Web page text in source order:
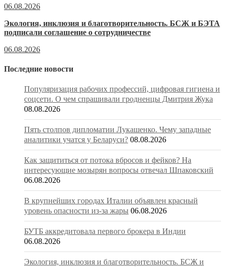
06.08.2026
Экология, инклюзия и благотворительность. БСЖ и БЭТА
подписали соглашение о сотрудничестве
06.08.2026
Последние новости
Популяризация рабочих профессий, цифровая гигиена и
соцсети. О чем спрашивали гродненцы Дмитрия Жука
08.08.2026
Пять столпов дипломатии Лукашенко. Чему западные
аналитики учатся у Беларуси? 08.08.2026
Как защититься от потока вбросов и фейков? На
интересующие мозырян вопросы отвечал Шпаковский
06.08.2026
В крупнейших городах Италии объявлен красный
уровень опасности из-за жары 06.08.2026
БУТБ аккредитовала первого брокера в Индии
06.08.2026
Экология, инклюзия и благотворительность. БСЖ и